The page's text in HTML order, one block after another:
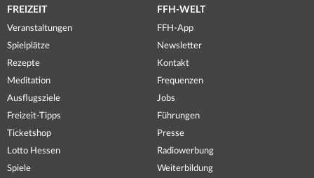
FREIZEIT
Veranstaltungen
Spielplätze
Rezepte
Meditation
Ausflugsziele
Freizeit-Tipps
Ticketshop
Lotto Hessen
Spiele
FFH-WELT
FFH-App
Newsletter
Kontakt
Frequenzen
Jobs
Führungen
Presse
Radiowerbung
Weiterbildung